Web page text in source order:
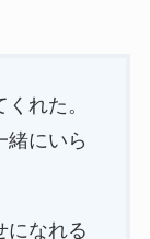
れた。
緒にいら
になれる